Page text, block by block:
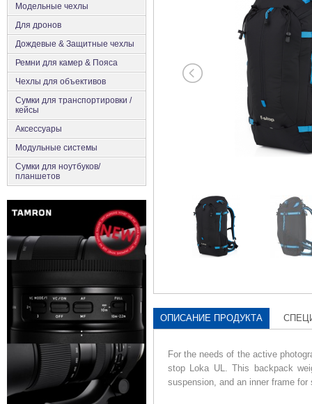
Модельные чехлы
Для дронов
Дождевые & Защитные чехлы
Ремни для камер & Пояса
Чехлы для объективов
Сумки для транспортировки /
кейсы
Аксесcуары
Модульные системы
Сумки для ноутбуков/
планшетов
ОПИСАНИЕ ПРОДУКТА
For the needs of the active
stop Loka UL.This backpack
suspension, and an inner frame